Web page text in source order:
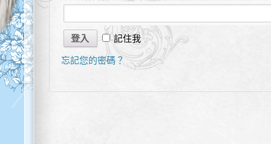
記住我
忘記您的密碼？